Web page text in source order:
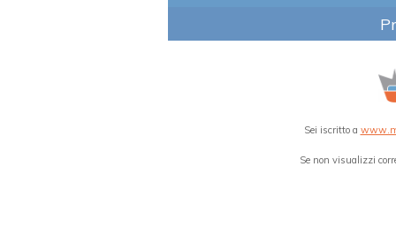
Sei iscritto a
Se non visualizzi